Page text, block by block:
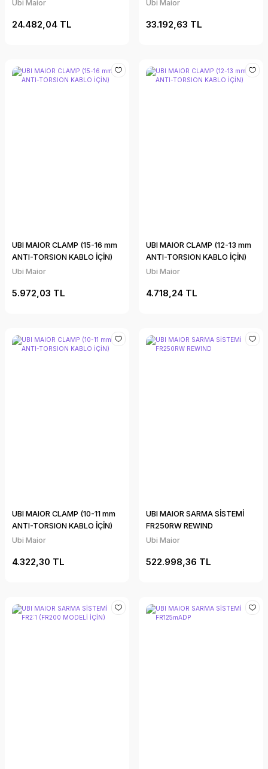
Ubi Maior
24.482,04 TL
Ubi Maior
33.192,63 TL
UBI MAIOR CLAMP (15-16 mm
ANTI-TORSION KABLO İÇİN)
Ubi Maior
5.972,03 TL
UBI MAIOR CLAMP (12-13 mm
ANTI-TORSION KABLO İÇİN)
Ubi Maior
4.718,24 TL
UBI MAIOR CLAMP (10-11 mm
ANTI-TORSION KABLO İÇİN)
Ubi Maior
4.322,30 TL
UBI MAIOR SARMA SİSTEMİ
FR250RW REWIND
Ubi Maior
522.998,36 TL